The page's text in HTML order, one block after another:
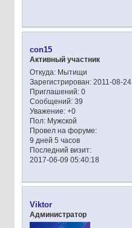
con15
Активный участник
Откуда:Мытищи
Зарегистрирован: 2011-08-24
Приглашений:0
Сообщений:39
Уважение: +0
Пол:Мужской
Провел на форуме:
9 дней 5 часов
Последний визит:
2017-06-09 05:40:18
Viktor
Администратор